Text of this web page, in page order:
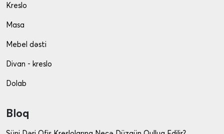
Kreslo
Masa
Mebel dəsti
Divan - kreslo
Dolab
Bloq